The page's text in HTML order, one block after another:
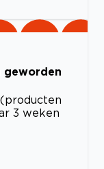
geworden
3 weken